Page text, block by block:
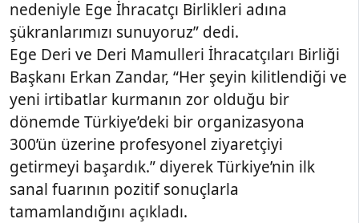
nedeniyle Ege İhracatçı Birlikleri adına
şükranlarımızı sunuyoruz” dedi.
Ege Deri ve Deri Mamulleri İhracatçıları Birliği
Başkanı Erkan Zandar, “Her şeyin kilitlendiği ve
yeni irtibatlar kurmanın zor olduğu bir
dönemde Türkiye’deki bir organizasyona
300’ün üzerine profesyonel ziyaretçiyi
getirmeyi başardık.” diyerek Türkiye’nin ilk
sanal fuarının pozitif sonuçlarla
tamamlandığını açıkladı.